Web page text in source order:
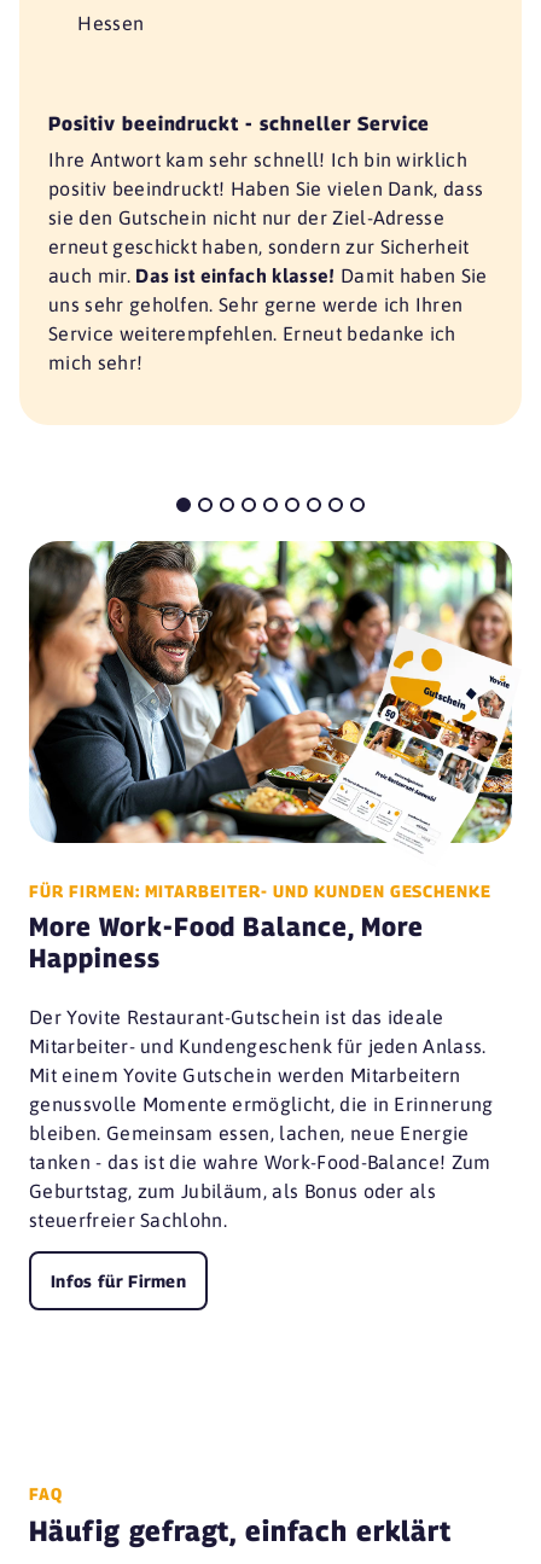
Hessen
Positiv beeindruckt - schneller Service
Ihre Antwort kam sehr schnell! Ich bin wirklich
positiv beeindruckt! Haben Sie vielen Dank, dass
sie den Gutschein nicht nur der Ziel-Adresse
erneut geschickt haben, sondern zur Sicherheit
auch mir. Das ist einfach klasse! Damit haben Sie
uns sehr geholfen. Sehr gerne werde ich Ihren
Service weiterempfehlen. Erneut bedanke ich
mich sehr!
FÜR FIRMEN: MITARBEITER- UND KUNDEN GESCHENKE
More Work-Food Balance, More
Happiness
Der Yovite Restaurant-Gutschein ist das ideale
Mitarbeiter- und Kundengeschenk für jeden Anlass.
Mit einem Yovite Gutschein werden Mitarbeitern
genussvolle Momente ermöglicht, die in Erinnerung
bleiben. Gemeinsam essen, lachen, neue Energie
tanken - das ist die wahre Work-Food-Balance! Zum
Geburtstag, zum Jubiläum, als Bonus oder als
steuerfreier Sachlohn.
Infos für Firmen
FAQ
Häufig gefragt, einfach erklärt